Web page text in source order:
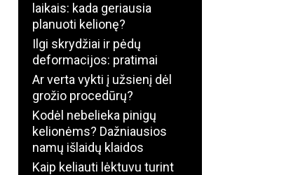
laikais: kada geriausia
planuoti kelionę?
Ilgi skrydžiai ir pėdų
deformacijos: pratimai
Ar verta vykti į užsienį dėl
grožio procedūrų?
Kodėl nebelieka pinigų
kelionėms? Dažniausios
namų išlaidų klaidos
Kaip keliauti lėktuvu turint